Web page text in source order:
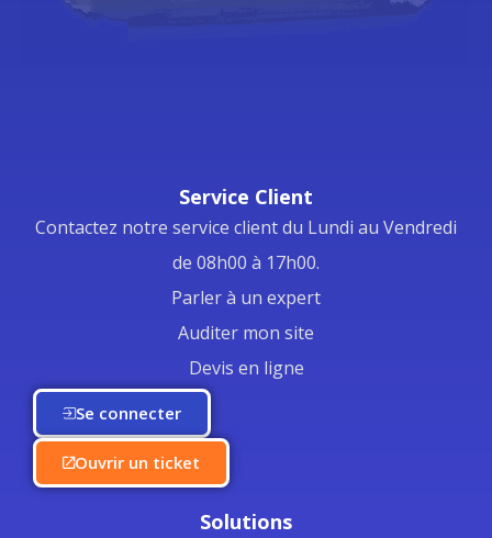
Service Client
Contactez notre service client du Lundi au Vendredi
de 08h00 à 17h00.
Parler à un expert
Auditer mon site
Devis en ligne
Se connecter
Ouvrir un ticket
Solutions